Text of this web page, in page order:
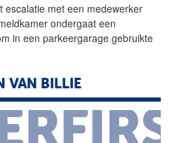
escalatie met een medewerker
ondergaat een
in een parkeergarage gebruikte
VAN BILLIE